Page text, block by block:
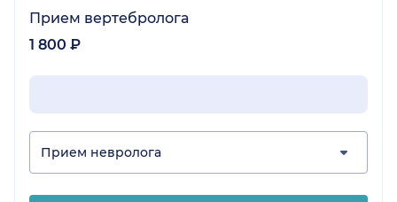
Прием вертебролога
1 800 ₽
Прием невролога